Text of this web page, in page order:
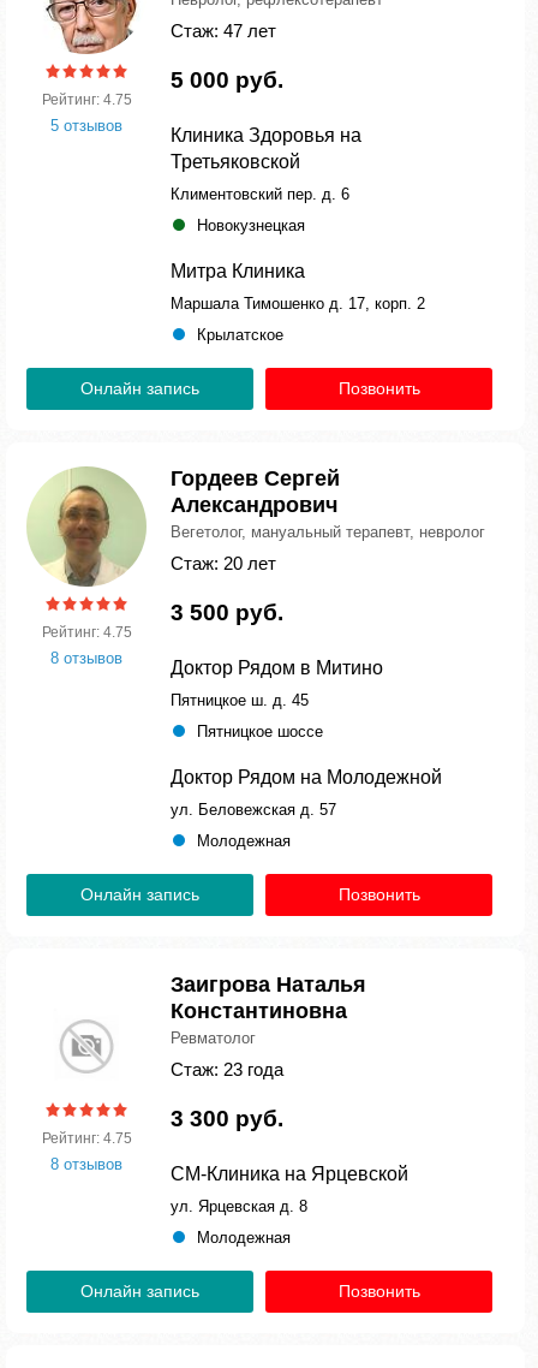
Рейтинг: 4.75
5 отзывов
Стаж: 47 лет
5 000 руб.
Клиника Здоровья на
Третьяковской
Климентовский пер. д. 6
Новокузнецкая
Митра Клиника
Маршала Тимошенко д. 17, корп. 2
Крылатское
Онлайн запись Позвонить
Рейтинг: 4.75
8 отзывов
Гордеев Сергей
Александрович
Вегетолог, мануальный терапевт, невролог
Стаж: 20 лет
3 500 руб.
Доктор Рядом в Митино
Пятницкое ш. д. 45
Пятницкое шоссе
Доктор Рядом на Молодежной
ул. Беловежская д. 57
Молодежная
Онлайн запись Позвонить
Рейтинг: 4.75
8 отзывов
Заигрова Наталья
Константиновна
Ревматолог
Стаж: 23 года
3 300 руб.
СМ-Клиника на Ярцевской
ул. Ярцевская д. 8
Молодежная
Онлайн запись Позвонить